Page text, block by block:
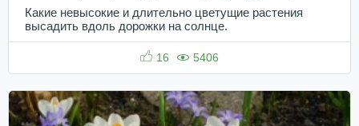
Какие невысокие и длительно цветущие растения
высадить вдоль дорожки на солнце.
16 5406